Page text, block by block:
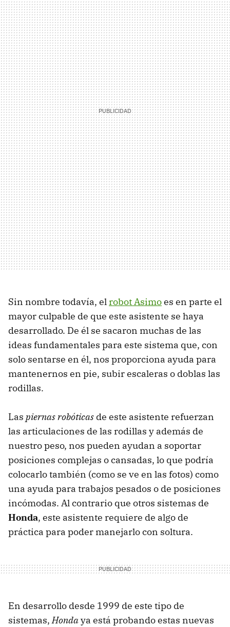
Sin nombre todavía, elrobot Asimoes en parte el
mayor culpable de que este asistente se haya
desarrollado. De él se sacaron muchas de las
ideas fundamentales para este sistema que, con
solo sentarse en él, nos proporciona ayuda para
mantenernos en pie, subir escaleras o doblas las
rodillas.
Las piernas robóticas de este asistente refuerzan
las articulaciones de las rodillas y además de
nuestro peso, nos pueden ayudan a soportar
posiciones complejas o cansadas, lo que podría
colocarlo también (como se ve en las fotos) como
una ayuda para trabajos pesados o de posiciones
incómodas. Al contrario que otros sistemas de
Honda, este asistente requiere de algo de
práctica para poder manejarlo con soltura.
En desarrollo desde 1999 de este tipo de
sistemas,Hondaya está probando estas nuevas